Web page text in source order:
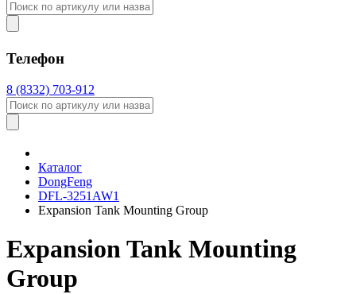
Телефон
8 (8332) 703-912
Каталог
DongFeng
DFL-3251AW1
Expansion Tank Mounting Group
Expansion Tank Mounting
Group